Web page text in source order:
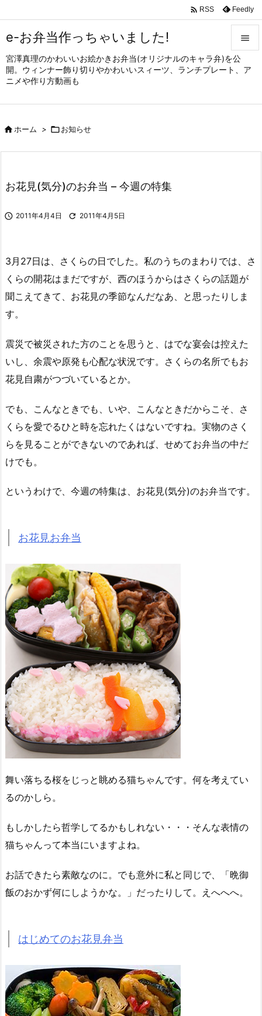
e-お弁当作っちゃいました!
宮澤真理のかわいいお絵かきお弁当(オリジナルのキャラ弁)を公
開。ウィンナー飾り切りやかわいいスィーツ、ランチプレート、ア
ニメや作り方動画も


メニュ
サイド

 RSS Feedly
ホーム > お知らせ
お花見(気分)のお弁当 – 今週の特集
 2011年4月4日  2011年4月5日
3月27日は、さくらの日でした。私のうちのまわりでは、さ
くらの開花はまだですが、西のほうからはさくらの話題が
聞こえてきて、お花見の季節なんだなあ、と思ったりしま
す。
震災で被災された方のことを思うと、はでな宴会は控えた
いし、余震や原発も心配な状況です。さくらの名所でもお
花見自粛がつづいているとか。
でも、こんなときでも、いや、こんなときだからこそ、さ
くらを愛でるひと時を忘れたくはないですね。実物のさく
らを見ることができないのであれば、せめてお弁当の中だ
けでも。
というわけで、今週の特集は、お花見(気分)のお弁当です。
お花見お弁当
舞い落ちる桜をじっと眺める猫ちゃんです。何を考えてい
るのかしら。
もしかしたら哲学してるかもしれない・・・そんな表情の
猫ちゃんって本当にいますよね。
お話できたら素敵なのに。でも意外に私と同じで、「晩御
飯のおかず何にしようかな。」だったりして。えへへへ。
はじめてのお花見弁当